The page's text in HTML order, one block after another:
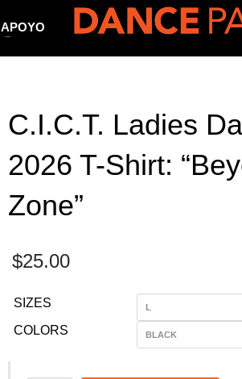
APOYO
C.I.C.T. Ladies
2026 T-Shirt:
Zone”
$25.00
SIZES
COLORS